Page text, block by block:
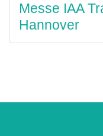
Messe IAA
Hannover